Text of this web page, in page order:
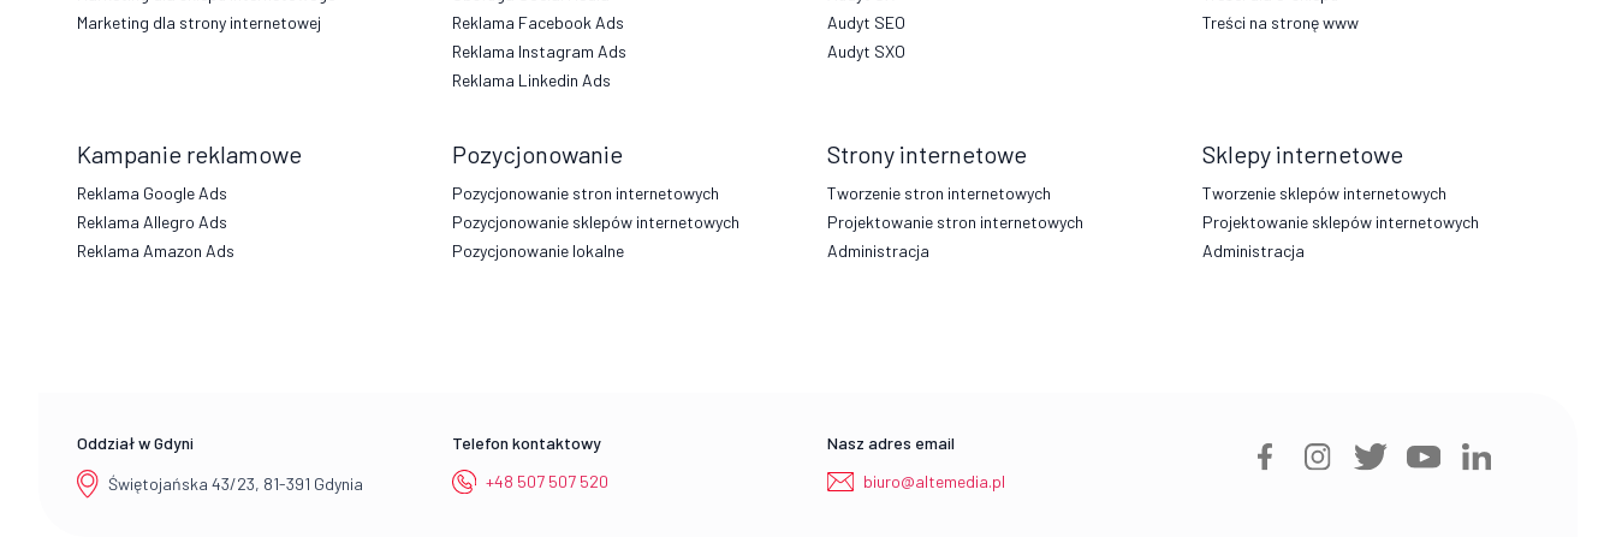
Marketing dla strony internetowej
Reklama Facebook Ads
Reklama Instagram Ads
Reklama Linkedin Ads
Audyt SEO
Audyt SXO
Treści na stronę www
Kampanie reklamowe
Reklama Google Ads
Reklama Allegro Ads
Reklama Amazon Ads
Pozycjonowanie
Pozycjonowanie stron internetowych
Pozycjonowanie sklepów internetowych
Pozycjonowanie lokalne
Strony internetowe
Tworzenie stron internetowych
Projektowanie stron internetowych
Administracja
Sklepy internetowe
Tworzenie sklepów internetowych
Projektowanie sklepów internetowych
Administracja
Oddział w Gdyni
Świętojańska 43/23, 81-391 Gdynia
Telefon kontaktowy
+48 507 507 520
Nasz adres email
biuro@altemedia.pl